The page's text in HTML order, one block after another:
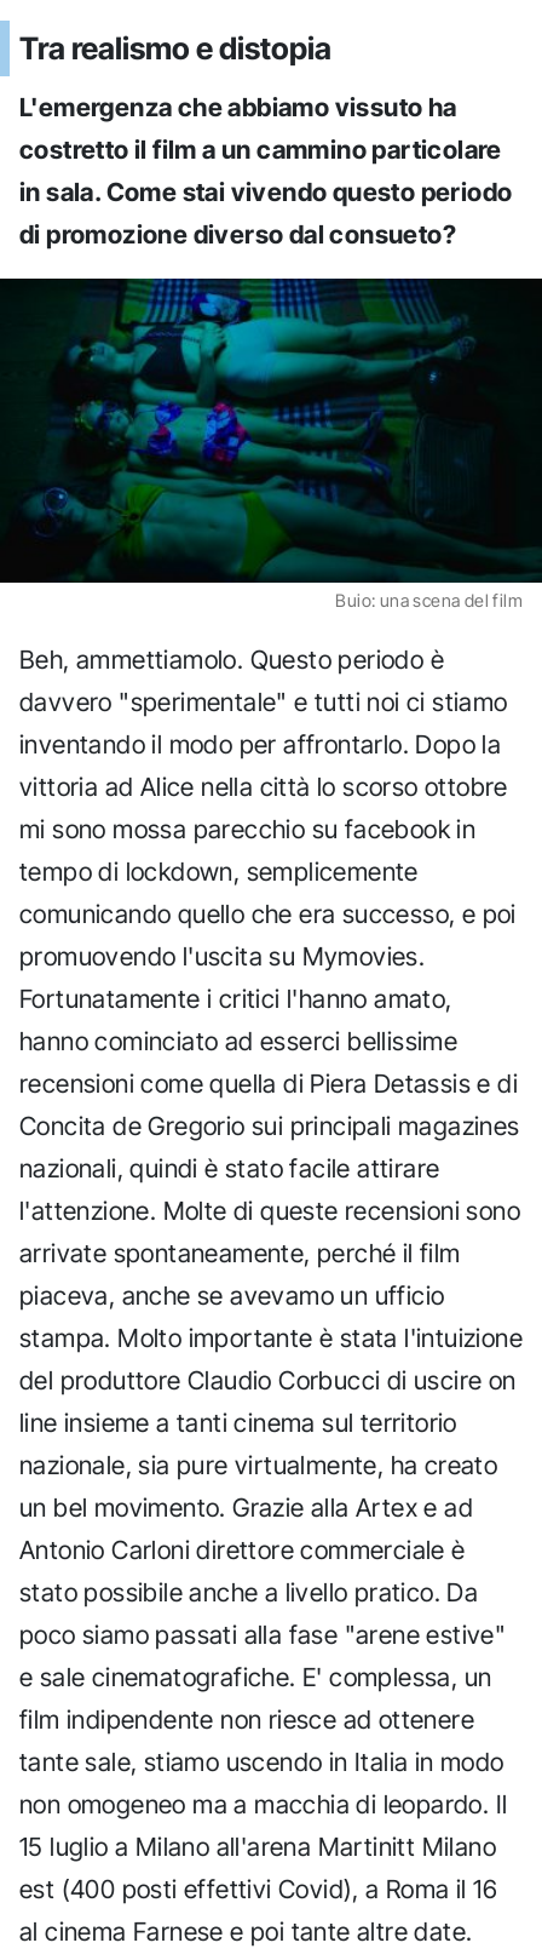
Tra realismo e distopia
L'emergenza che abbiamo vissuto ha
costretto il film a un cammino particolare
in sala. Come stai vivendo questo periodo
di promozione diverso dal consueto?
Buio: una scena del film
Beh, ammettiamolo. Questo periodo è
davvero "sperimentale" e tutti noi ci stiamo
inventando il modo per affrontarlo. Dopo la
vittoria ad Alice nella città lo scorso ottobre
mi sono mossa parecchio su facebook in
tempo di lockdown, semplicemente
comunicando quello che era successo, e poi
promuovendo l'uscita su Mymovies.
Fortunatamente i critici l'hanno amato,
hanno cominciato ad esserci bellissime
recensioni come quella di Piera Detassis e di
Concita de Gregorio sui principali magazines
nazionali, quindi è stato facile attirare
l'attenzione. Molte di queste recensioni sono
arrivate spontaneamente, perché il film
piaceva, anche se avevamo un ufficio
stampa. Molto importante è stata l'intuizione
del produttore Claudio Corbucci di uscire on
line insieme a tanti cinema sul territorio
nazionale, sia pure virtualmente, ha creato
un bel movimento. Grazie alla Artex e ad
Antonio Carloni direttore commerciale è
stato possibile anche a livello pratico. Da
poco siamo passati alla fase "arene estive"
e sale cinematografiche. E' complessa, un
film indipendente non riesce ad ottenere
tante sale, stiamo uscendo in Italia in modo
non omogeneo ma a macchia di leopardo. Il
15 luglio a Milano all'arena Martinitt Milano
est (400 posti effettivi Covid), a Roma il 16
al cinema Farnese e poi tante altre date.